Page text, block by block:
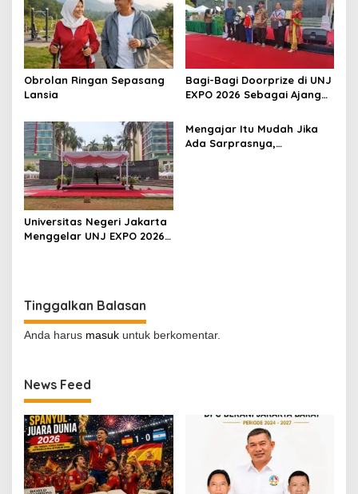
Obrolan Ringan Sepasang
Lansia
Bagi-Bagi Doorprize di UNJ
EXPO 2026 Sebagai Ajang
Kolaborasi Sivitas
Akademika
Universitas Negeri Jakarta
Menggelar UNJ EXPO 2026
Mengajar Itu Mudah Jika
Ada Sarprasnya,
Tinggalkan Balasan
Anda harus masuk untuk berkomentar.
News Feed